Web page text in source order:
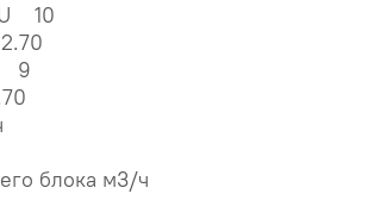
10
9
блока м3/ч